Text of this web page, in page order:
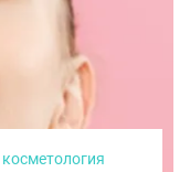
которые в
проводятся.